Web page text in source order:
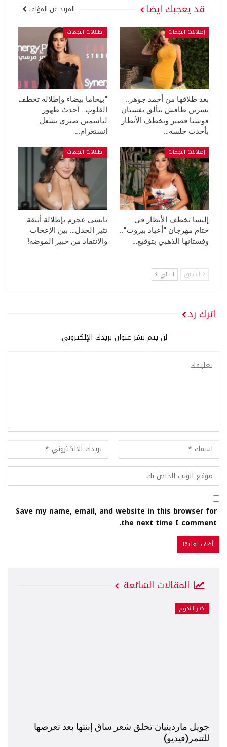
قد يعجبك ايضا المزيد عن المؤلف
إطلالات النجمات
بعد طلاقها من أحمد جوهر..
نسرين طافش تتألق بفستان
فوشيا قصير وتخطف الأنظار
بأحدث جلسة…
إطلالات النجمات
“بيجاما بيضاء وإطلالة تخطف
القلوب.. أحدث ظهور
لياسمين صبري يشعل
إنستغرام…
إطلالات النجمات
إليسا تخطف الأنظار في
ختام مهرجان “أعياد بيروت”..
وفستانها الذهبي بتوقيع…
إطلالات النجمات
نانسي عجرم بإطلالة أنيقة
تثير الجدل… بين الإعجاب
والانتقاد من خبير الموضة!
السابق التالي
اترك رد
لن يتم نشر عنوان بريدك الإلكتروني.
Save my name, email, and website in this browser for
the next time I comment.
المقالات الشائعة
أخبار النجوم
جويل ماردينيان تحلق شعر ساق إبنتها بعد تعرضها
للتنمر(فيديو)